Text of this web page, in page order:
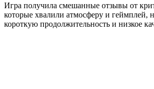
Игра получила смешанные отзывы от
которые хвалили атмосферу и геймплей,
короткую продолжительность и низкое